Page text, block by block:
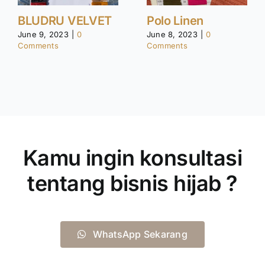
BLUDRU VELVET
June 9, 2023
0
Comments
Polo Linen
June 8, 2023
0
Comments
Kamu ingin konsultasi
tentang bisnis hijab ?
WhatsApp Sekarang